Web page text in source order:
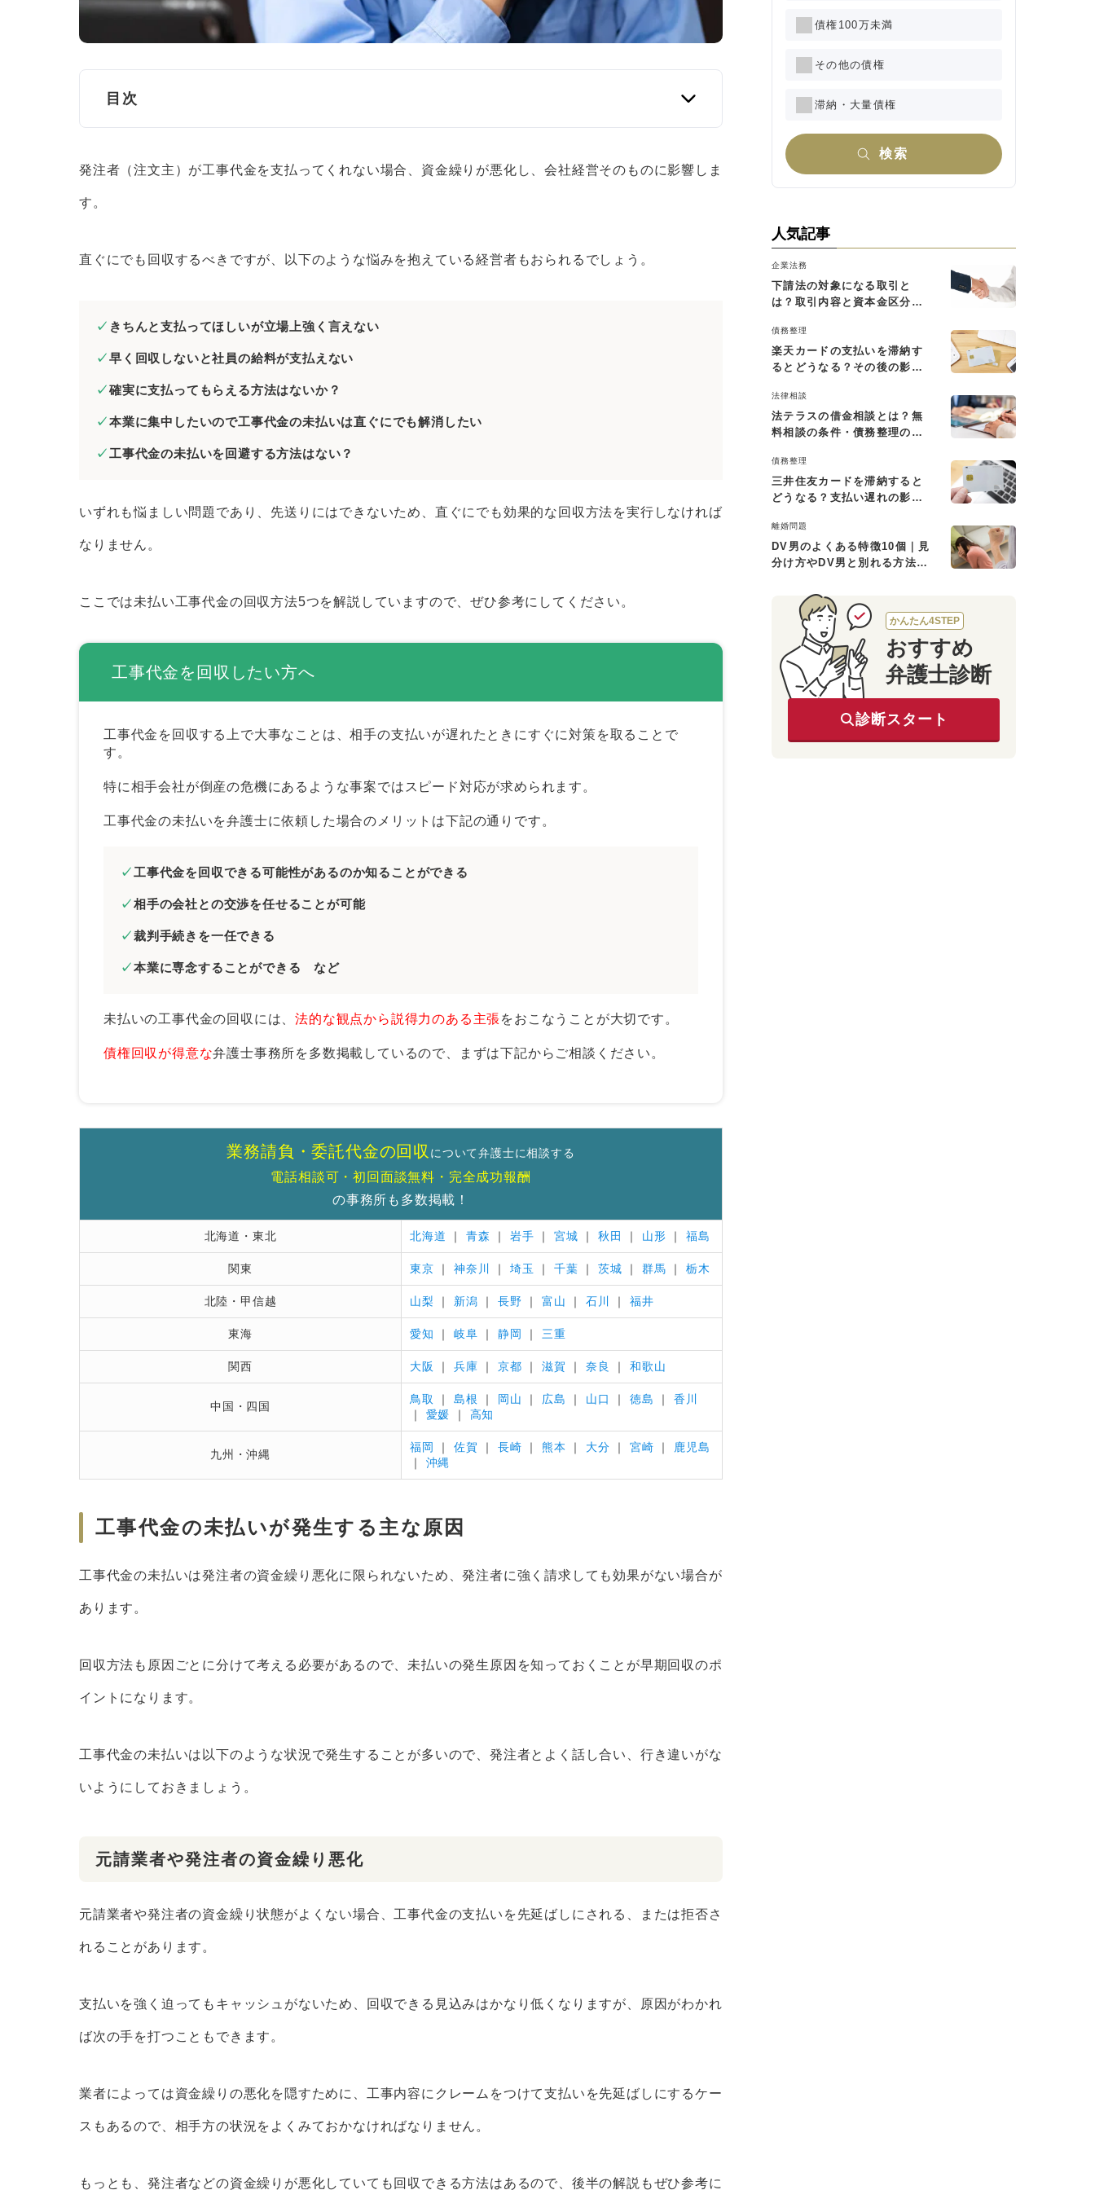
目次
工事代金の未払いが発生する主な原因
工事代金未払いのときに取るべき措置
元請けが特定建設業者の場合は立替払い制度を利用する
未払いの工事代金を回収する方法
直接交渉で支払いを催促する
内容証明郵便を相手に送る
簡易裁判所に支払督促を申し立てる
財産を差し押さえる（強制執行）
工事代金が未払いのときに相談できる窓口
建設工事紛争審査会
追加工事などの代金未払いトラブルを解決する方法
ADR（裁判外紛争処理手続）を利用する
工事代金の請求は時効に注意！
時効が成立するタイミング
時効の中断方法（時効の更新）
回収手続きを一任できる
効果的な回収方法を提案・実行してくれる
【今後のために】工事代金の未払いを回避する方法
遅延損害金を決めておく
未払いの工事代金回収は弁護士に相談してみよう
発注者（注文主）が工事代金を支払ってくれない場合、資金繰りが悪化し、会社経営そのものに影響しま
す。
直ぐにでも回収するべきですが、以下のような悩みを抱えている経営者もおられるでしょう。
きちんと支払ってほしいが立場上強く言えない
早く回収しないと社員の給料が支払えない
確実に支払ってもらえる方法はないか？
本業に集中したいので工事代金の未払いは直ぐにでも解消したい
工事代金の未払いを回避する方法はない？
いずれも悩ましい問題であり、先送りにはできないため、直ぐにでも効果的な回収方法を実行しなければ
なりません。
ここでは未払い工事代金の回収方法5つを解説していますので、ぜひ参考にしてください。
工事代金を回収したい方へ
工事代金を回収する上で大事なことは、相手の支払いが遅れたときにすぐに対策を取ることで
す。
特に相手会社が倒産の危機にあるような事案ではスピード対応が求められます。
工事代金の未払いを弁護士に依頼した場合のメリットは下記の通りです。
工事代金を回収できる可能性があるのか知ることができる
相手の会社との交渉を任せることが可能
裁判手続きを一任できる
本業に専念することができる など
未払いの工事代金の回収には、法的な観点から説得力のある主張をおこなうことが大切です。
債権回収が得意な弁護士事務所を多数掲載しているので、まずは下記からご相談ください。
業務請負・委託代金の回収 について弁護士に相談する
電話相談可・初回面談無料・完全成功報酬
の事務所も多数掲載！
北海道・東北 北海道 ｜ 青森 ｜ 岩手 ｜ 宮城 ｜ 秋田 ｜ 山形 ｜ 福島
関東 東京 ｜神奈川 ｜ 埼玉 ｜ 千葉 ｜ 茨城 ｜ 群馬 ｜ 栃木
北陸・甲信越 山梨 ｜ 新潟 ｜長野 ｜富山 ｜石川 ｜福井
東海 愛知 ｜岐阜 ｜静岡 ｜ 三重
関西 大阪 ｜兵庫 ｜京都 ｜滋賀 ｜奈良 ｜和歌山
中国・四国
鳥取 ｜島根 ｜ 岡山 ｜ 広島 ｜ 山口 ｜徳島 ｜香川
｜ 愛媛 ｜ 高知
九州・沖縄
福岡 ｜佐賀 ｜長崎 ｜熊本 ｜ 大分 ｜宮崎 ｜
鹿児島
｜ 沖縄
工事代金の未払いが発生する主な原因
工事代金の未払いは発注者の資金繰り悪化に限られないため、発注者に強く請求しても効果がない場合が
あります。
回収方法も原因ごとに分けて考える必要があるので、未払いの発生原因を知っておくことが早期回収のポ
イントになります。
工事代金の未払いは以下のような状況で発生することが多いので、発注者とよく話し合い、行き違いがな
いようにしておきましょう。
元請業者や発注者の資金繰り悪化
元請業者や発注者の資金繰り状態がよくない場合、工事代金の支払いを先延ばしにされる、または拒否さ
れることがあります。
支払いを強く迫ってもキャッシュがないため、回収できる見込みはかなり低くなりますが、原因がわかれ
ば次の手を打つこともできます。
業者によっては資金繰りの悪化を隠すために、工事内容にクレームをつけて支払いを先延ばしにするケー
スもあるので、相手方の状況をよくみておかなければなりません。
もっとも、発注者などの資金繰りが悪化していても回収できる方法はあるので、後半の解説もぜひ参考に
債権100万未満
その他の債権
滞納・大量債権
検索
人気記事
企業法務
下請法の対象になる取引と
は？取引内容と資本金区分に
債務整理
楽天カードの支払いを滞納す
るとどうなる？その後の影響
法律相談
法テラスの借金相談とは？無
料相談の条件・債務整理の費
債務整理
三井住友カードを滞納すると
どうなる？支払い遅れの影響
離婚問題
DV男のよくある特徴10個｜見
分け方やDV男と別れる方法も
かんたん4STEP
おすすめ
弁護士診断
診断スタート